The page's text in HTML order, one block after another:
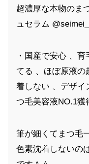
超濃厚な本物のま
ュセラム
・国産で安心 、
てる 、ほぼ原液の
着しない 、デザイ
つ毛美容液NO.1獲
筆が細くてまつ毛
色素沈着しないの